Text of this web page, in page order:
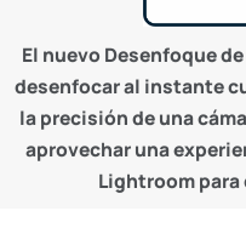
El nuevo Desenfoque
desenfocar al instante
la precisión de una
aprovechar una
Lightroom